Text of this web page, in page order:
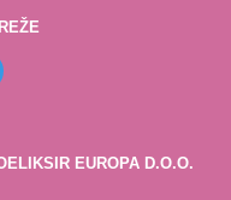
EUROPA D.O.O.